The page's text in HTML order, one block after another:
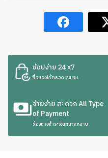
ช้อปง่าย 24 x7
ซื้อของได้ตลอด 24 ชม.
จ่ายง่าย สะดวก All Type
of Payment
ช่องทางชำระเงินหลากหลาย